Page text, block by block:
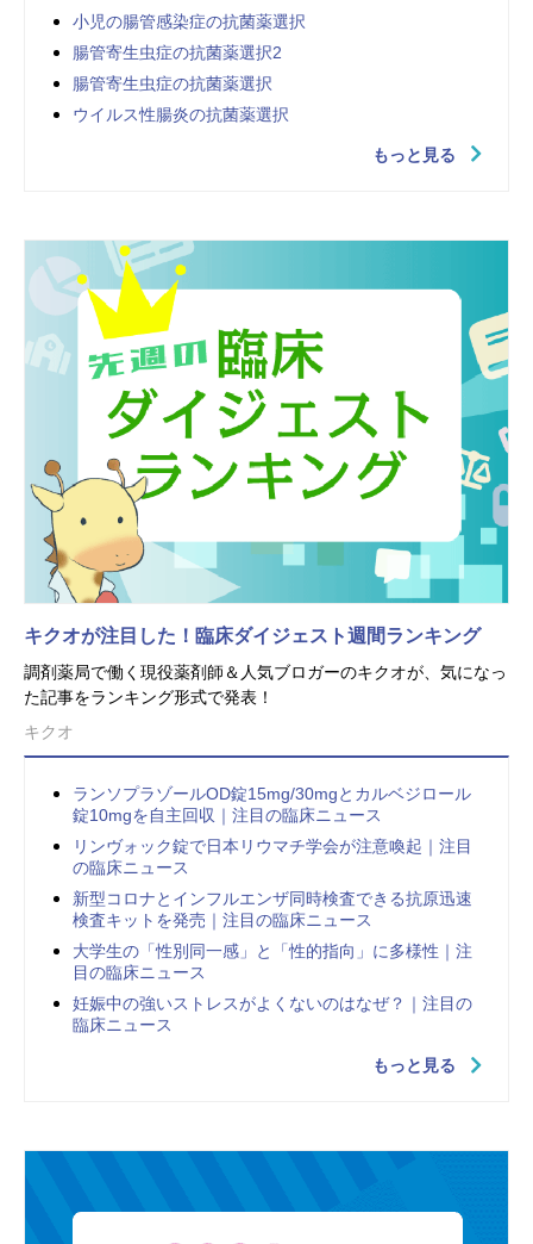
小児の腸管感染症の抗菌薬選択
腸管寄生虫症の抗菌薬選択2
腸管寄生虫症の抗菌薬選択
ウイルス性腸炎の抗菌薬選択
もっと見る
キクオが注目した！臨床ダイジェスト週間ランキング
調剤薬局で働く現役薬剤師＆人気ブロガーのキクオが、気になっ
た記事をランキング形式で発表！
キクオ
ランソプラゾールOD錠15mg/30mgとカルベジロール
錠10mgを自主回収｜注目の臨床ニュース
リンヴォック錠で日本リウマチ学会が注意喚起｜注目
の臨床ニュース
新型コロナとインフルエンザ同時検査できる抗原迅速
検査キットを発売｜注目の臨床ニュース
大学生の「性別同一感」と「性的指向」に多様性｜注
目の臨床ニュース
妊娠中の強いストレスがよくないのはなぜ？｜注目の
臨床ニュース
もっと見る